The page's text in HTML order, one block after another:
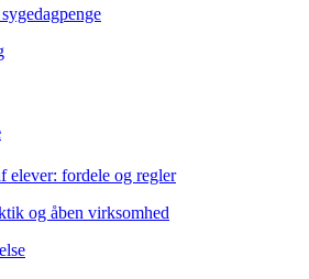
elever: fordele og regler
og åben virksomhed